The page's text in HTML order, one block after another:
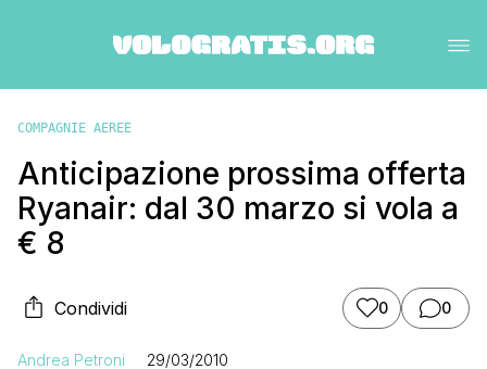
COMPAGNIE AEREE
Anticipazione prossima offerta
Ryanair: dal 30 marzo si vola a
€ 8
Condividi 0 0
Andrea Petroni 29/03/2010